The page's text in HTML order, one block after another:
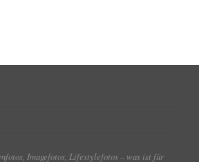
Imagefotos, Lifestylefotos – was ist für